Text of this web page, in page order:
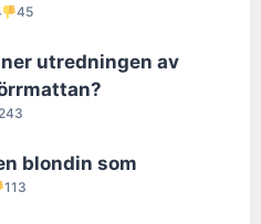
45
utredningen av
243
blondin som
113